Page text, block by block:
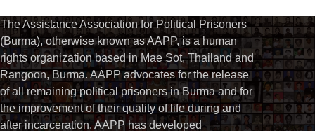
The Assistance Association for Political Prisoners
(Burma), otherwise known as AAPP, is a human
rights organization based in Mae Sot, Thailand and
Rangoon, Burma. AAPP advocates for the release
of all remaining political prisoners in Burma and for
the improvement of their quality of life during and
after incarceration. AAPP has developed